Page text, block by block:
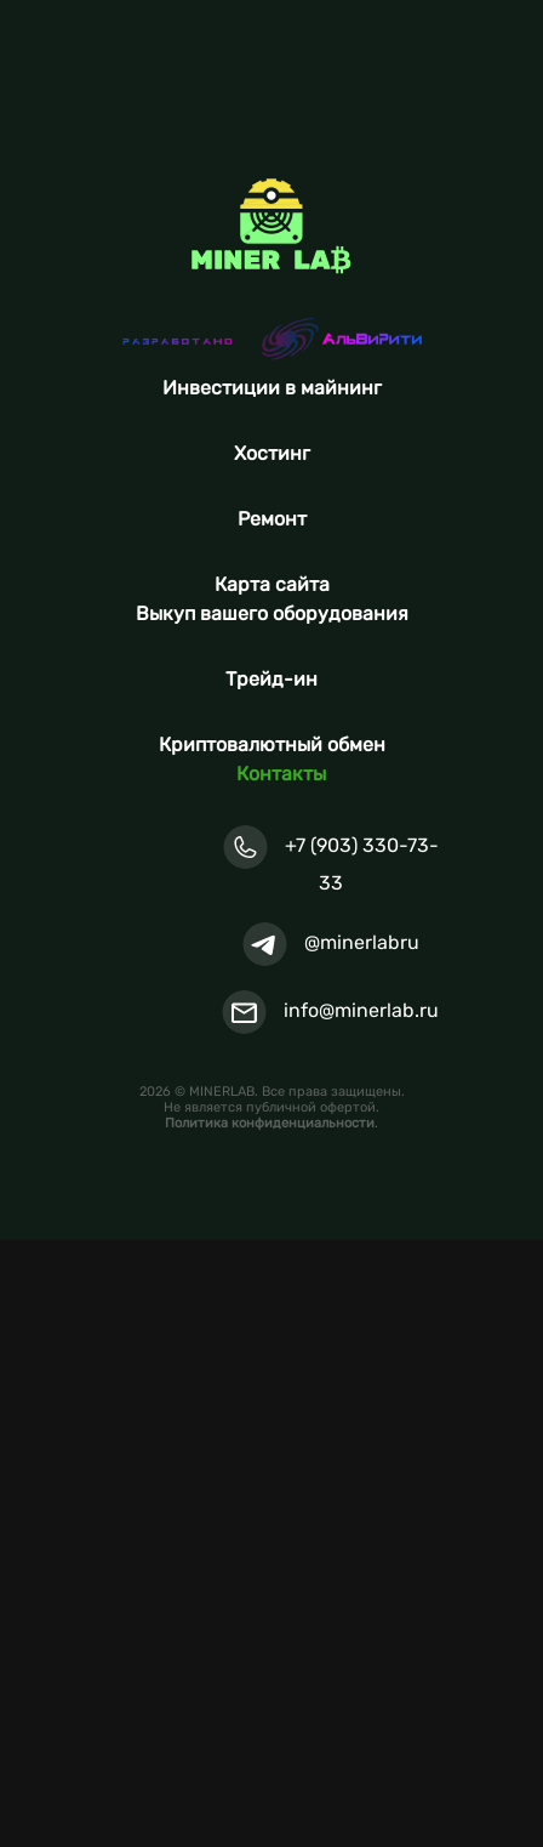
Инвестиции в майнинг
Хостинг
Ремонт
Карта сайта
Выкуп вашего оборудования
Трейд-ин
Криптовалютный обмен
Контакты
+7 (903) 330-73-
33
@minerlabru
info@minerlab.ru
2026 © MINERLAB. Все права защищены.
Не является публичной офертой.
Политика конфиденциальности.